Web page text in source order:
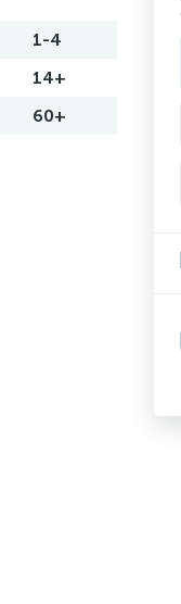
1-4
14+
60+